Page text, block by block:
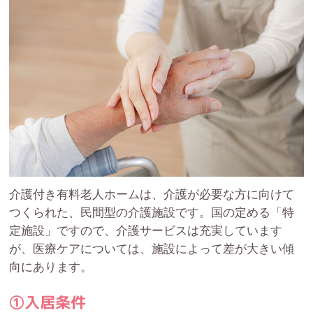
介護付き有料老人ホームは、介護が必要な方に向けて
つくられた、民間型の介護施設です。国の定める「特
定施設」ですので、介護サービスは充実しています
が、医療ケアについては、施設によって差が大きい傾
向にあります。
①入居条件